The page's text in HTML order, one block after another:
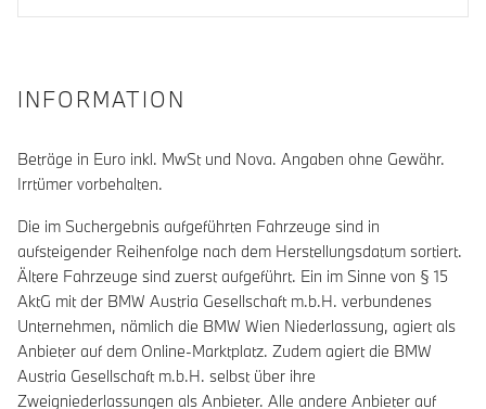
INFORMATION
Beträge in Euro inkl. MwSt und Nova. Angaben ohne Gewähr.
Irrtümer vorbehalten.
Die im Suchergebnis aufgeführten Fahrzeuge sind in
aufsteigender Reihenfolge nach dem Herstellungsdatum sortiert.
Ältere Fahrzeuge sind zuerst aufgeführt. Ein im Sinne von § 15
AktG mit der BMW Austria Gesellschaft m.b.H. verbundenes
Unternehmen, nämlich die BMW Wien Niederlassung, agiert als
Anbieter auf dem Online-Marktplatz. Zudem agiert die BMW
Austria Gesellschaft m.b.H. selbst über ihre
Zweigniederlassungen als Anbieter. Alle andere Anbieter auf